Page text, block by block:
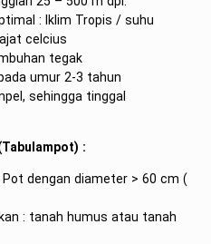
: Iklim Tropis / suhu
celcius
tegak
umur 2-3 tahun
sehingga tinggal
:
dengan diameter > 60 cm (
: tanah humus atau tanah